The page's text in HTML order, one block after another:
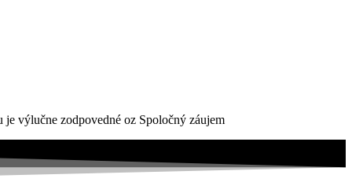
výlučne zodpovedné oz Spoločný záujem